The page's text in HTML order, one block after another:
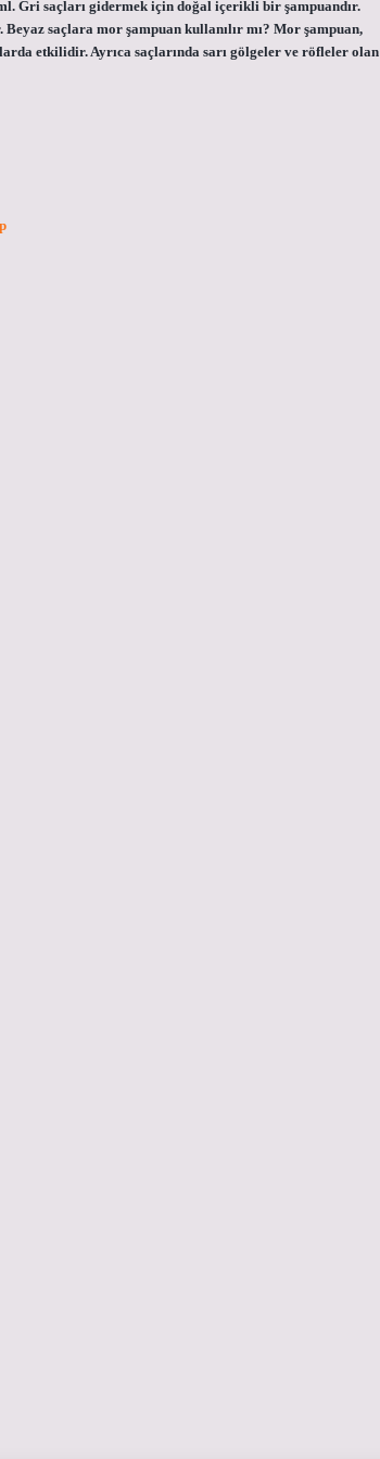
Gri saçları gidermek için doğal içerikli bir şampuandır.
saçlara mor şampuan kullanılır mı? Mor şampuan,
etkilidir. Ayrıca saçlarında sarı gölgeler ve röfleler olan